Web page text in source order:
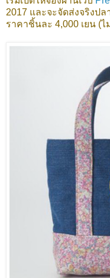
2017 และจะจัดส่งจริงป
ราคาชิ้นละ 4,000 เยน (ไ